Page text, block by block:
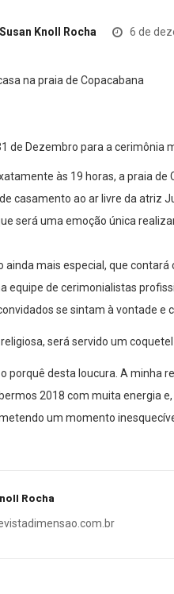
Susan Knoll Rocha 6 de
de Dezembro para a cerimônia
às 19 horas, a praia
casamento ao ar livre da atriz
será uma emoção única
ainda mais especial, que
equipe de cerimonialistas
se sintam à vontade e
será servido um
porquê desta loucura. A minha
2018 com muita energia
um momento
Rocha